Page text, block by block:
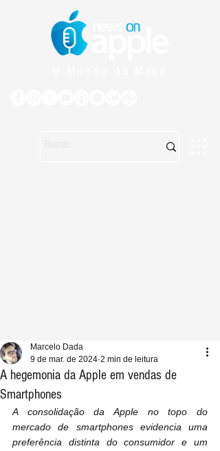
A hegemonia da Apple em vendas de
Smartphones
Marcelo Dada
9 de mar. de 2024 2 min de leitura
A consolidação da Apple no topo do
mercado de smartphones evidencia uma
preferência distinta do consumidor e um